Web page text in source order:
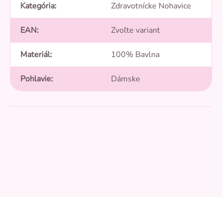
Kategória: Zdravotnícke Nohavice
EAN: Zvoľte variant
Materiál: 100% Bavlna
Pohlavie: Dámske